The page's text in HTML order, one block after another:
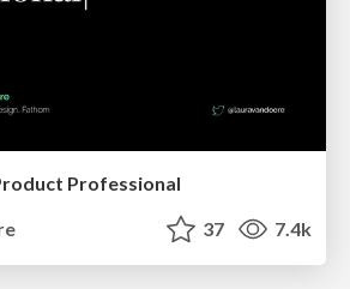
Professional
37 7.4k